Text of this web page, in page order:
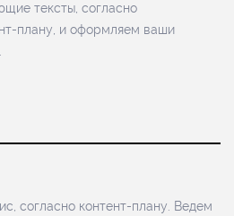
тексты, согласно
плану, и оформляем ваши
согласно контент-плану. Ведем